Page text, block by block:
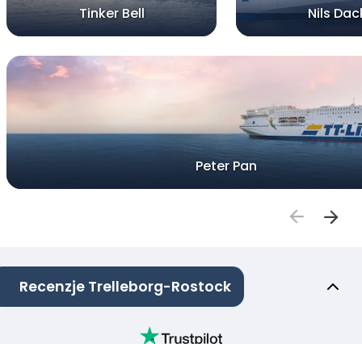
Tinker Bell Nils
Peter Pan
Recenzje Trelleborg-Rostock